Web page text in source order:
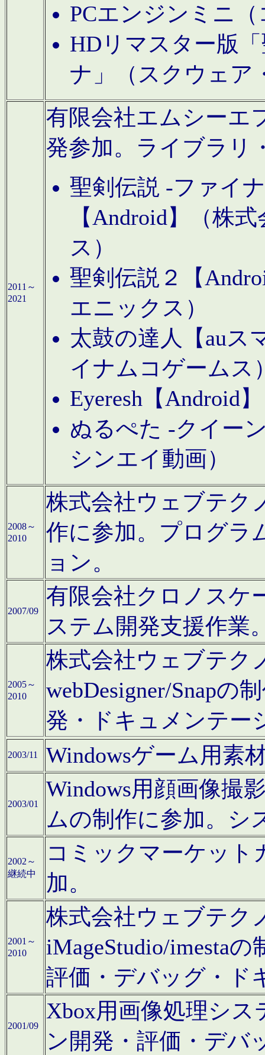
PCエンジンミニ
HDリマスター版
ナ」（スクウェア
2011～
2021
有限会社エムシーエ
発参加。ライブラリ
聖剣伝説 -ファイ
【Android】（株
ス）
聖剣伝説２【
エニックス）
太鼓の達人【auス
イナムコゲームス
Eyeresh【Android
ぬるぺた -クイー
シンエイ動画）
2008～
2010
株式会社ウェブテク
作に参加。プログラ
ョン。
2007/09
有限会社クロノスケ
ステム開発支援作業
2005～
2010
株式会社ウェブテク
webDesigner/Snapの
発・ドキュメンテー
2003/11 Windowsゲーム用素
2003/01
Windows用顔画像撮
ムの制作に参加。シ
2002～
継続中
コミックマーケット
加。
2001～
2010
株式会社ウェブテク
iMageStudio/imesta
評価・デバッグ・ド
2001/09
Xbox用画像処理シ
ン開発・評価・デバ